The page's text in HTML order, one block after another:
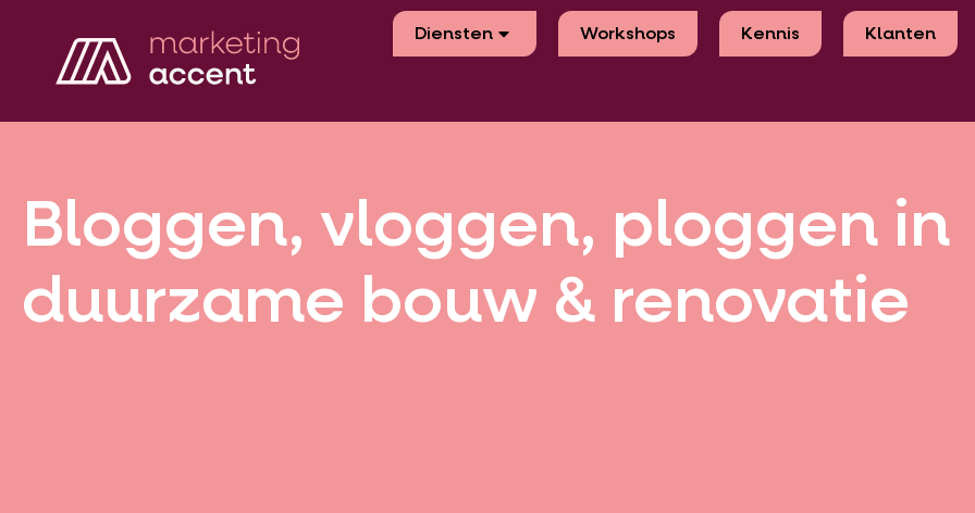
Diensten Workshops Kennis Klanten
Bloggen, vloggen, ploggen in
duurzame bouw & renovatie